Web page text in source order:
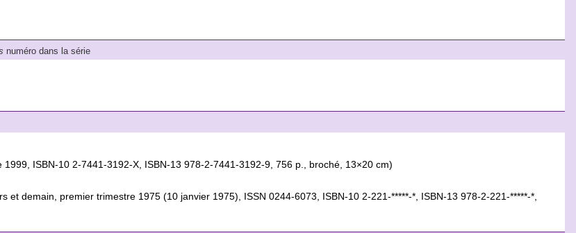
numéro dans la série
ISBN-10 2-7441-3192-X, ISBN-13 978-2-7441-3192-9, 756 p., broché, 13×20 cm)
et demain, premier trimestre 1975 (10 janvier 1975), ISSN 0244-6073, ISBN-10 2-221-*****-*, ISBN-13 978-2-221-*****-*,